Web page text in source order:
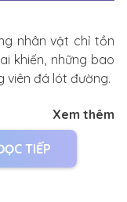
nhân vật chỉ tồn
khiến, những bao
viên đá lót đường.
đích duy nhất: Tôn
khác.
váo nói rằng: "Đó
Xem thêm
TIẾP